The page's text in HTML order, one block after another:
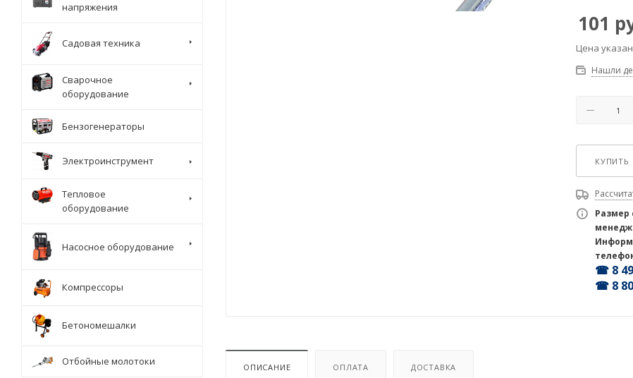
101
Цена
Нашли
КУПИТЬ
Размер
☎ 8
☎ 8
ОПИСАНИЕ ОПЛАТА ДОСТАВКА
напряжения
Садовая техника
Сварочное
оборудование
Бензогенераторы
Электроинструмент
Тепловое
оборудование
Насосное оборудование
Компрессоры
Бетономешалки
Отбойные молотоки